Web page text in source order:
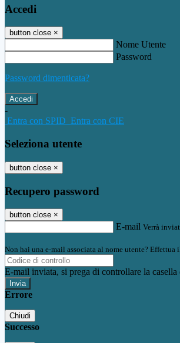
Accedi
button close ×
Nome Utente
Password
Password dimenticata?
-
Entra con SPID Entra con CIE
Seleziona utente
button close ×
Recupero password
button close ×
E-mail Verrà
Non hai una e-mail associata al nome utente? Effettua
E-mail inviata, si prega di controllare la casella
Errore
Chiudi
Successo